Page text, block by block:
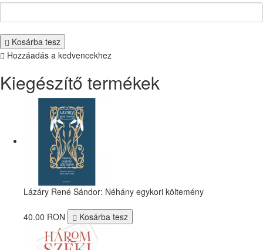
Kosárba tesz
Hozzáadás a kedvencekhez
Kiegészítő termékek
Lázáry René Sándor: Néhány egykori költemény
40.00 RON Kosárba tesz